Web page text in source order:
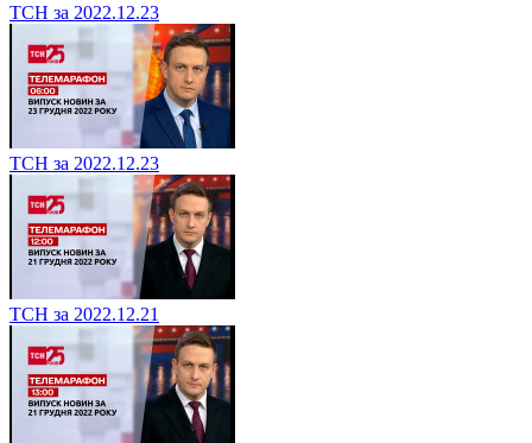
ТСН за 2022.12.23
ТСН за 2022.12.23
ТСН за 2022.12.21